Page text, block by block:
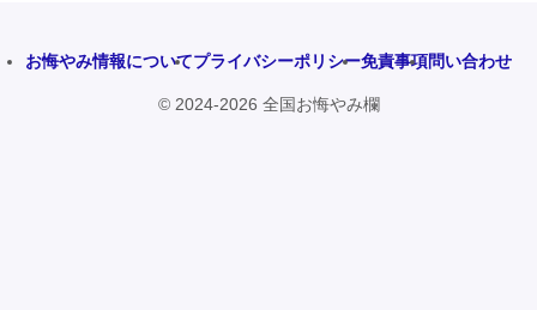
お悔やみ情報についてプライバシーポリシー免責事項問い合わせ
© 2024-2026 全国お悔やみ欄